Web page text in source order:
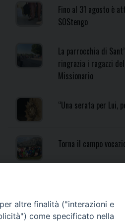
Fino al 31 agosto è
SOStengo
La parrocchia di
ringrazia i ragazzi
Missionario
“Una serata per Lui,
Torna il campo
altre finalità ("interazioni e
come specificato nella